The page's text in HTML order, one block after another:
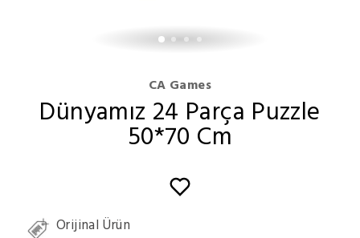
CA Games
Dünyamız 24 Parça Puzzle
50*70 Cm
Orijinal Ürün